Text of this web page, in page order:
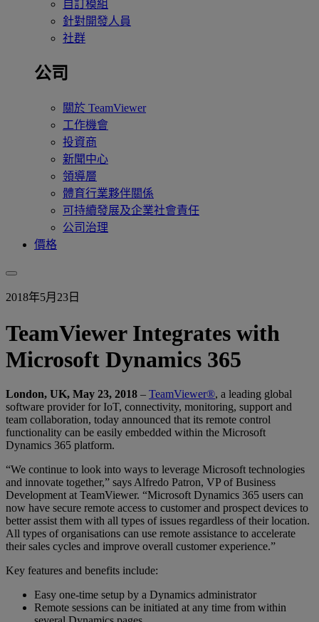
自訂模組
針對開發人員
社群
公司
關於 TeamViewer
工作機會
投資商
新聞中心
領導層
體育行業夥伴關係
可持續發展及企業社會責任
公司治理
價格
2018年5月23日
TeamViewer Integrates with
Microsoft Dynamics 365
London, UK, May 23, 2018 – TeamViewer®, a leading global
software provider for IoT, connectivity, monitoring, support and
team collaboration, today announced that its remote control
functionality can be easily embedded within the Microsoft
Dynamics 365 platform.
“We continue to look into ways to leverage Microsoft technologies
and innovate together,” says Alfredo Patron, VP of Business
Development at TeamViewer. “Microsoft Dynamics 365 users can
now have secure remote access to customer and prospect devices to
better assist them with all types of issues regardless of their location.
All types of organisations can use remote assistance to accelerate
their sales cycles and improve overall customer experience.”
Key features and benefits include:
Easy one-time setup by a Dynamics administrator
Remote sessions can be initiated at any time from within